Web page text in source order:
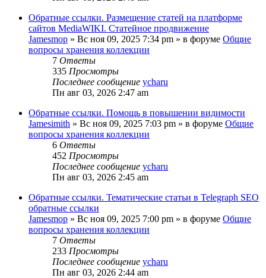
Обратные ссылки. Размещение статей на платформе
сайтов MediaWIKI. Статейное продвижение
Jamesmop » Вс ноя 09, 2025 7:34 pm » в форуме Общие
вопросы хранения коллекции
7 Ответы
335 Просмотры
Последнее сообщение ycharu
Пн авг 03, 2026 2:47 am
Обратные ссылки. Помощь в повышении видимости
Jamesimith » Вс ноя 09, 2025 7:03 pm » в форуме Общие
вопросы хранения коллекции
6 Ответы
452 Просмотры
Последнее сообщение ycharu
Пн авг 03, 2026 2:45 am
Обратные ссылки. Тематические статьи в Telegraph SEO
обратные ссылки
Jamesmop » Вс ноя 09, 2025 7:00 pm » в форуме Общие
вопросы хранения коллекции
7 Ответы
233 Просмотры
Последнее сообщение ycharu
Пн авг 03, 2026 2:44 am